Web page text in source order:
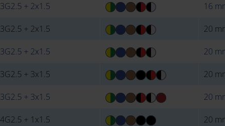
+ 2x1.5 16
+ 2x1.5 20
+ 2x1.5 20
+ 3x1.5 20
+ 3x1.5 20
+ 1x1.5 20